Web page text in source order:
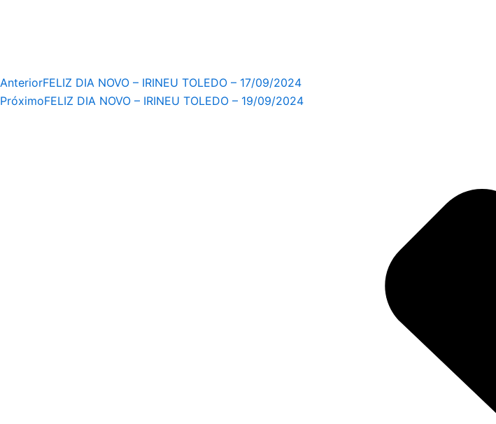
AnteriorFELIZ DIA NOVO – IRINEU TOLEDO – 17/09/2024
PróximoFELIZ DIA NOVO – IRINEU TOLEDO – 19/09/2024